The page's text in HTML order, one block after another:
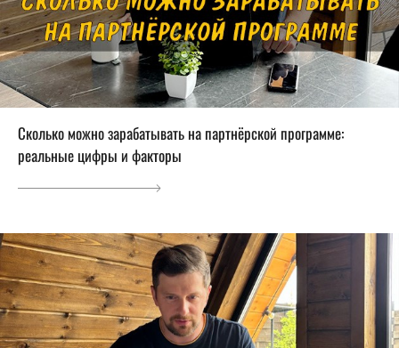
Сколько можно зарабатывать на партнёрской программе:
реальные цифры и факторы